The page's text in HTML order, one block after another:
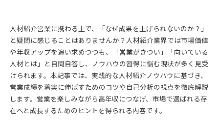
人材紹介営業に携わる上で、「なぜ成果を上げられないのか？」
と疑問に感じることはありませんか？人材紹介業界では市場価値
や年収アップを追い求めつつも、「営業がきつい」「向いている
人材とは」と自問自答し、ノウハウの習得に悩む現状が多く見受
けられます。本記事では、実践的な人材紹介ノウハウに基づき、
営業成績を着実に伸ばすためのコツや自己分析の視点を徹底解説
します。営業を楽しみながら高年収につなげ、市場で選ばれる存
在へと成長するためのヒントを得られる内容です。